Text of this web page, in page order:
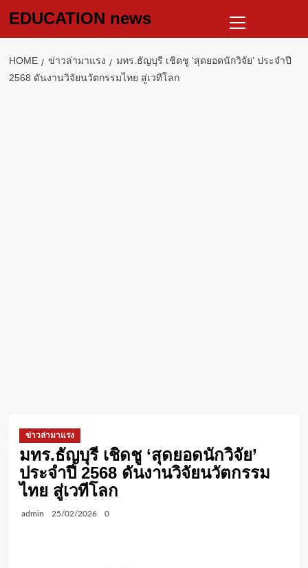
EDUCATION news
Menu
HOME ข่าวล่ามาแรง
มทร.ธัญบุรี เชิดชู ‘สุดยอดนักวิจัย’ ประจำปี
2568 ดันงานวิจัยนวัตกรรมไทย สู่เวทีโลก
ข่าวล่ามาแรง
มทร.ธัญบุรี เชิดชู ‘สุดยอดนักวิจัย’
ประจำปี 2568 ดันงานวิจัยนวัตกรรม
ไทย สู่เวทีโลก
admin 25/02/2026 0